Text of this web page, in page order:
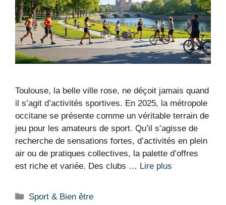
Toulouse, la belle ville rose, ne déçoit jamais quand
il s’agit d’activités sportives. En 2025, la métropole
occitane se présente comme un véritable terrain de
jeu pour les amateurs de sport. Qu’il s’agisse de
recherche de sensations fortes, d’activités en plein
air ou de pratiques collectives, la palette d’offres
est riche et variée. Des clubs … Lire plus
Catégories
Sport & Bien être